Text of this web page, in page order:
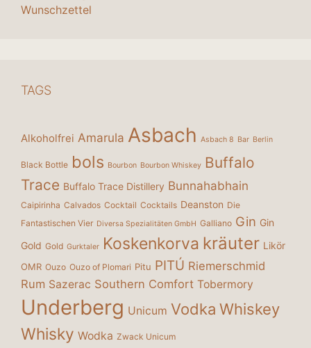
Wunschzettel
TAGS
Alkoholfrei Amarula Asbach Asbach 8 Bar Berlin
Black Bottle bols Bourbon Bourbon Whiskey Buffalo
Trace Buffalo Trace Distillery Bunnahabhain
Caipirinha Calvados Cocktail Cocktails Deanston Die
Fantastischen Vier Diversa Spezialitäten GmbH Galliano Gin Gin
Gold Gold Gurktaler Koskenkorva kräuter Likör
OMR Ouzo Ouzo of Plomari Pitu PITÚ Riemerschmid
Rum Sazerac Southern Comfort Tobermory
Underberg Unicum Vodka Whiskey
Whisky Wodka Zwack Unicum